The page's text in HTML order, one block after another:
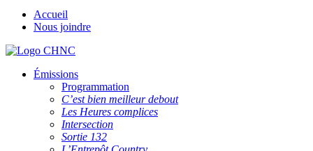
Accueil
Nous joindre
Émissions
Programmation
C’est bien meilleur debout
Les Heures complices
Intersection
Sortie 132